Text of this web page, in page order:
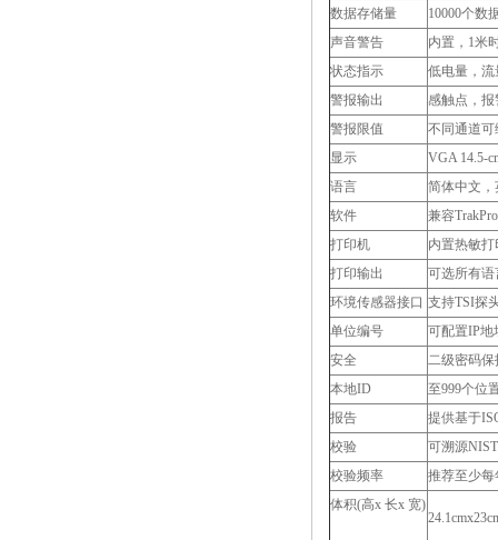
数据存储量
10000个数
声音警告
内置，1米
状态指示
低电量，流
警报输出
感触点，报
警报限值
不同通道可
显示
VGA 14.5-
语言
简体中文
软件
兼容
打印机
内置热敏
打印输出
可选所有语
环境传感器接口 支持TSI探
单位编号
可配置IP地
安全
二级密码保
本地ID
至999个位
报告
提供基于
校验
可溯源
校验频率
推荐至少每
体积(高x 长x 宽)